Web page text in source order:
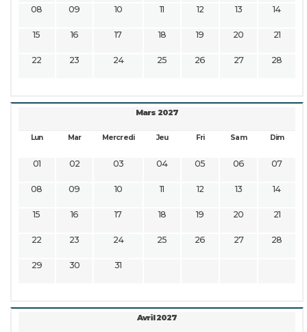
08 09 10 11 12 13 14
15 16 17 18 19 20 21
22 23 24 25 26 27 28
Mars 2027
Lun Mar Mercredi Jeu Fri Sam Dim
01 02 03 04 05 06 07
08 09 10 11 12 13 14
15 16 17 18 19 20 21
22 23 24 25 26 27 28
29 30 31
Avril 2027